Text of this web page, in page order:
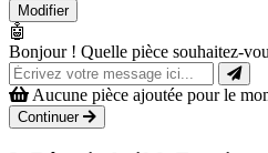
Modifier
🤖
Bonjour ! Quelle pièce souhaitez-
Aucune pièce ajoutée pour le
Continuer